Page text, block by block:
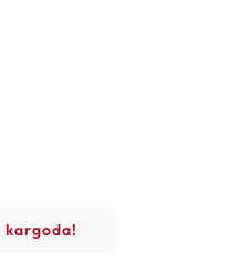
kargoda!